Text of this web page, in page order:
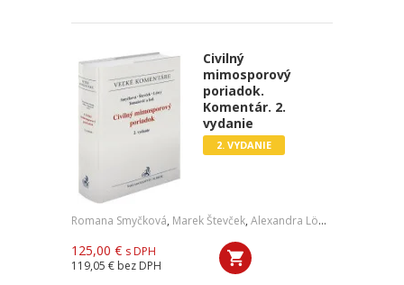
Civilný
mimosporový
poriadok.
Komentár. 2.
vydanie
2. VYDANIE
Romana Smyčková, Marek Števček, Alexandra Löwy
125,00 € s DPH
119,05 € bez DPH